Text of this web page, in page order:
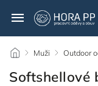
/ Muži / Outdoor
Softshellové